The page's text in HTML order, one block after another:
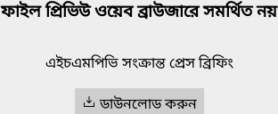
ফাইল প্রিভিউ ওয়েব ব্রাউজারে সমর্থিত নয়
এইচএমপিভি সংক্রান্ত প্রেস ব্রিফিং
ডাউনলোড করুন